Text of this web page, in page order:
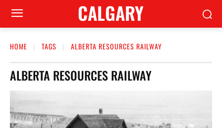
CALGARY
HOME TAGS ALBERTA RESOURCES RAILWAY
ALBERTA RESOURCES RAILWAY